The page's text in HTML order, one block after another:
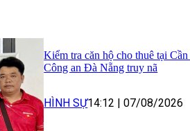
Kiểm tra căn hộ cho thuê tại
Công an Đà Nẵng truy nã
HÌNH SỰ14:12 07/08/2026